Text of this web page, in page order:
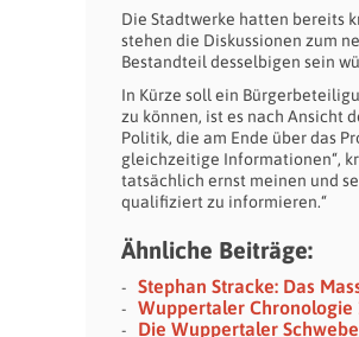
Die Stadtwerke hatten bereits
stehen die Diskussionen zum
Bestandteil desselbigen sein
In Kürze soll ein
zu können, ist es nach Ansicht
Politik, die am Ende über das
gleichzeitige Informationen“,
tatsächlich ernst meinen und
qualifiziert zu informieren.“
Ähnliche Beiträge:
Stephan Stracke: Das
Wuppertaler Chronologie
Die Wuppertaler